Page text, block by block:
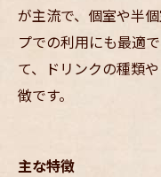
が主流で、個室や半
プでの利用にも最適
て、ドリンクの種類
徴です。
主な特徴